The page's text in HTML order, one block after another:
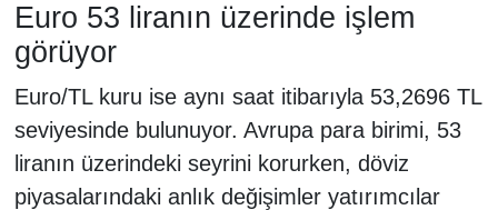
Euro 53 liranın üzerinde işlem
görüyor
Euro/TL kuru ise aynı saat itibarıyla 53,2696 TL
seviyesinde bulunuyor. Avrupa para birimi, 53
liranın üzerindeki seyrini korurken, döviz
piyasalarındaki anlık değişimler yatırımcılar